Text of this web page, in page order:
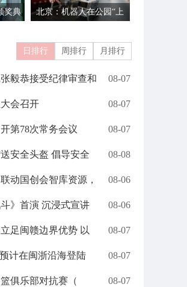
奖典
北京：机器人在公园“上
日排行 周排行 月排行
毅恭接受纪律审查和 08-07
会召开 08-07
第78次常务会议 08-07
安全头盔 倡导安全 08-08
动国创会智库资源， 08-06
斗》首演 沉浸式宣讲 08-06
足闽赣边界优势 以 08-07
计在闽浙沿海登陆 08-07
俱乐部对抗赛（ 08-07